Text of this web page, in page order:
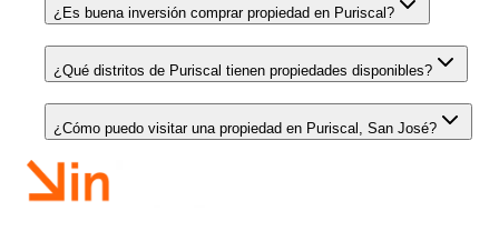
¿Es buena inversión comprar propiedad en Puriscal?
¿Qué distritos de Puriscal tienen propiedades disponibles?
¿Cómo puedo visitar una propiedad en Puriscal, San José?